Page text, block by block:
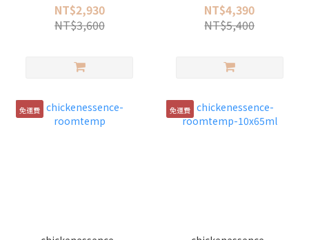
NT$2,930
NT$3,600
NT$4,390
NT$5,400
免運費 免運費